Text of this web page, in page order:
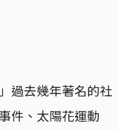
過去幾年著名的社
件、太陽花運動